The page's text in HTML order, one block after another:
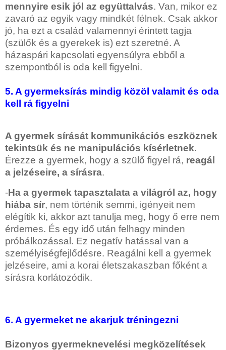
mennyire esik jól az együttalvás. Van, mikor ez
zavaró az egyik vagy mindkét félnek. Csak akkor
jó, ha ezt a család valamennyi érintett tagja
(szülők és a gyerekek is) ezt szeretné. A
házaspári kapcsolati egyensúlyra ebből a
szempontból is oda kell figyelni.
5. A gyermeksírás mindig közöl valamit és oda
kell rá figyelni
A gyermek sírását kommunikációs eszköznek
tekintsük és ne manipulációs kísérletnek.
Érezze a gyermek, hogy a szülő figyel rá, reagál
a jelzéseire, a sírásra.
-Ha a gyermek tapasztalata a világról az, hogy
hiába sír, nem történik semmi, igényeit nem
elégítik ki, akkor azt tanulja meg, hogy ő erre nem
érdemes. És egy idő után felhagy minden
próbálkozással. Ez negatív hatással van a
személyiségfejlődésre. Reagálni kell a gyermek
jelzéseire, ami a korai életszakaszban főként a
sírásra korlátozódik.
6. A gyermeket ne akarjuk tréningezni
Bizonyos gyermeknevelési megközelítések